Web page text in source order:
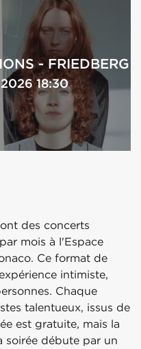
- FRIEDBERG
18:30
des concerts
mois à l'Espace
Ce format de
intimiste,
Chaque
talentueux, issus de
est gratuite, mais la
soirée débute par un